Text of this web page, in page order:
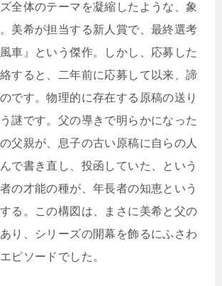
全体のテーマを凝縮したような、象
美希が担当する新人賞で、最終選考
車』という傑作。しかし、応募した
すると、二年前に応募して以来、諦
です。物理的に存在する原稿の送り
謎です。父の導きで明らかになった
父親が、息子の古い原稿に自らの人
で書き直し、投函していた、という
の才能の種が、年長者の知恵という
る。この構図は、まさに美希と父の
り、シリーズの開幕を飾るにふさわ
ピソードでした。